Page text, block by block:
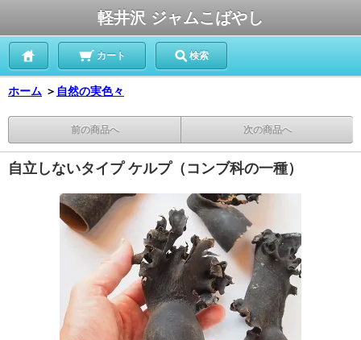
軽井沢 ジャムこばやし
カート 検索
ホーム ＞ 自然の実色々
前の商品へ 次の商品へ
自立しないタイプ ケルプ（コンブ科の一種）